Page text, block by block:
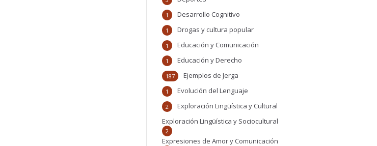
Desarrollo Cognitivo
1
Drogas y cultura popular
1
Educación y Comunicación
1
Educación y Derecho
1
Ejemplos de Jerga
187
Evolución del Lenguaje
1
Exploración Lingüística y Cultural
2
Exploración Lingüística y Sociocultural
2
Expresiones de Amor y Comunicación